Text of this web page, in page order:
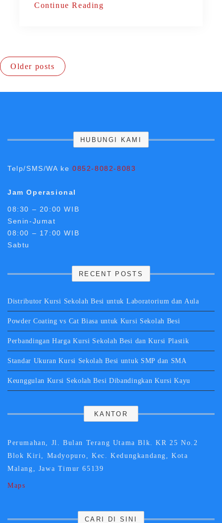
Continue Reading
Older posts
HUBUNGI KAMI
Telp/SMS/WA ke 0852-8082-8083
Jam Operasional
08:30 – 20:00 WIB
Senin-Jumat
08:00 – 17:00 WIB
Sabtu
RECENT POSTS
Distributor Kursi Sekolah Besi untuk Laboratorium dan Aula
Powder Coating vs Cat Biasa untuk Kursi Sekolah Besi
Perbandingan Harga Kursi Sekolah Besi dan Kursi Plastik
Standar Ukuran Kursi Sekolah Besi untuk SMP dan SMA
Keunggulan Kursi Sekolah Besi Dibandingkan Kursi Kayu
KANTOR
Perumahan, Jl. Bulan Terang Utama Blk. KR 25 No.2
Blok Kiri, Madyopuro, Kec. Kedungkandang, Kota
Malang, Jawa Timur 65139
Maps
CARI DI SINI